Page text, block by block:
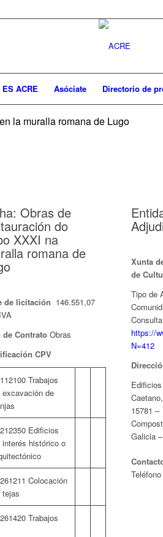
ES ACRE Asóciate Directorio de
la muralla romana de Lugo
Obras de
do
XXXI na
romana de
de licitación 146.551,07
de Contrato Obras
CPV
Trabajos
excavación de
Edificios
interés histórico o
Colocación
tejas
Trabajos
Xunta
de
Tipo de
https://
N=412
15781
Galicia